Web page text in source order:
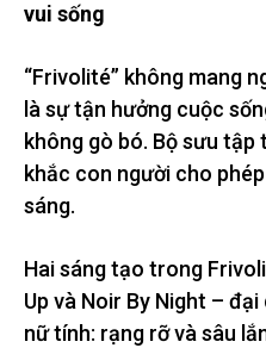
vui sống
“Frivolité” không mang
là sự tận hưởng cuộc
không gò bó. Bộ sưu
khắc con người cho
sáng.
Hai sáng tạo trong
Up và Noir By Night –
nữ tính: rạng rỡ và sâu